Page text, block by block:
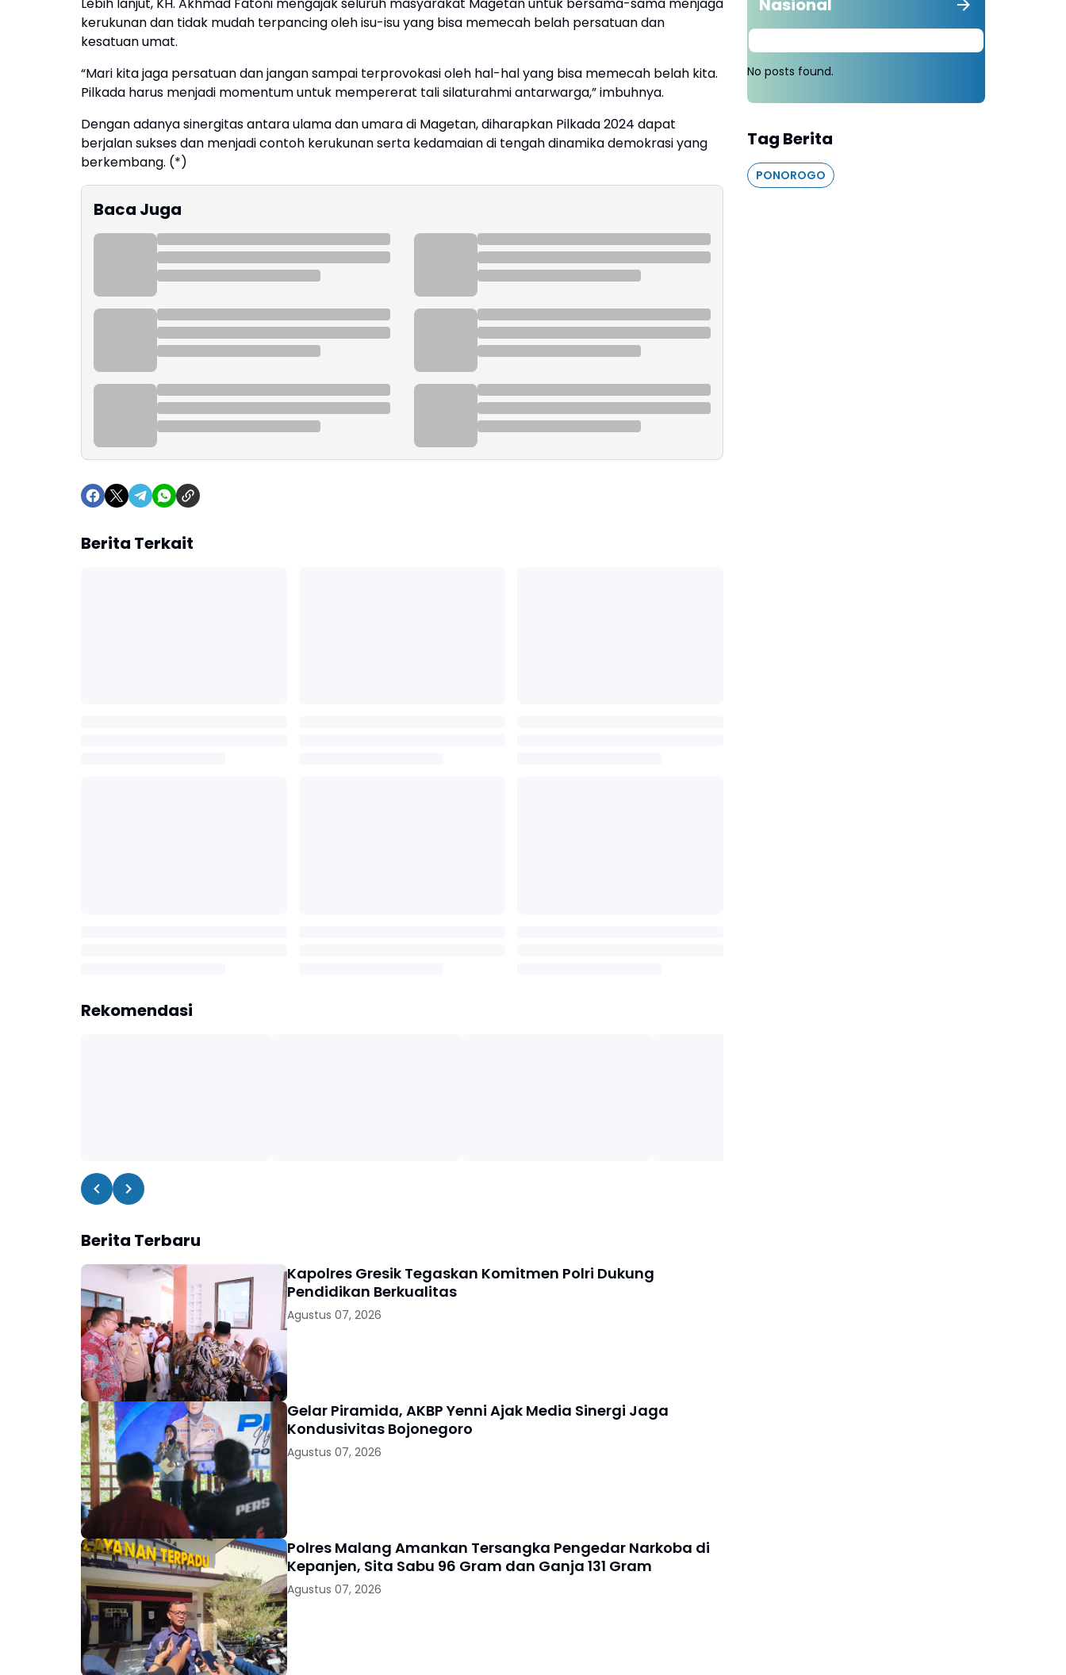
kerukunan dan tidak mudah terpancing oleh isu-isu yang bisa memecah belah persatuan dan
kesatuan umat.
“Mari kita jaga persatuan dan jangan sampai terprovokasi oleh hal-hal yang bisa memecah belah kita.
Pilkada harus menjadi momentum untuk mempererat tali silaturahmi antarwarga,” imbuhnya.
Dengan adanya sinergitas antara ulama dan umara di Magetan, diharapkan Pilkada 2024 dapat
berjalan sukses dan menjadi contoh kerukunan serta kedamaian di tengah dinamika demokrasi yang
berkembang. (*)
Baca Juga
Berita Terkait
Rekomendasi
Berita Terbaru
Kapolres Gresik Tegaskan Komitmen Polri Dukung
Pendidikan Berkualitas
Agustus 07, 2026
Gelar Piramida, AKBP Yenni Ajak Media Sinergi Jaga
Kondusivitas Bojonegoro
Agustus 07, 2026
Polres Malang Amankan Tersangka Pengedar Narkoba di
Kepanjen, Sita Sabu 96 Gram dan Ganja 131 Gram
Agustus 07, 2026
Nasional
No posts found.
Tag Berita
PONOROGO